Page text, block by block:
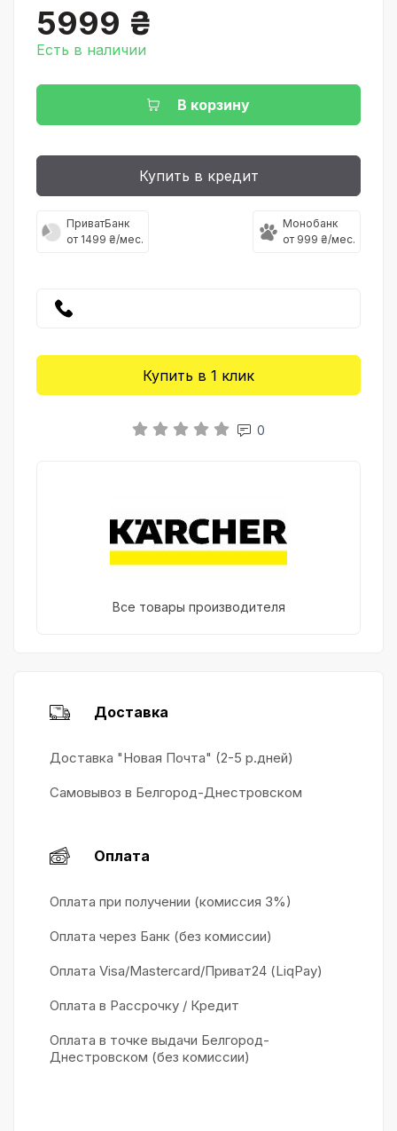
5999 ₴
Есть в наличии
В корзину
Купить в кредит
ПриватБанк
от 1499 ₴/мес.
Монобанк
от 999 ₴/мес.
Купить в 1 клик
0
Все товары производителя
Доставка
Доставка "Новая Почта" (2-5 р.дней)
Самовывоз в Белгород-Днестровском
Оплата
Оплата при получении (комиссия 3%)
Оплата через Банк (без комиссии)
Оплата Visa/Mastercard/Приват24 (LiqPay)
Оплата в Рассрочку / Кредит
Оплата в точке выдачи Белгород-
Днестровском (без комиссии)